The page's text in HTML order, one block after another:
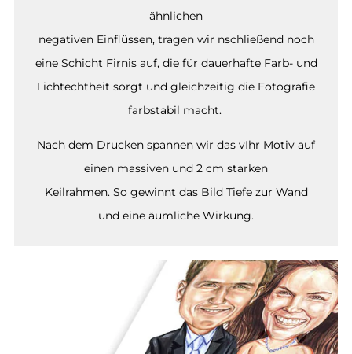
ähnlichen
negativen Einflüssen, tragen wir nschließend noch
eine Schicht Firnis auf, die für dauerhafte Farb- und
Lichtechtheit sorgt und gleichzeitig die Fotografie
farbstabil macht.
Nach dem Drucken spannen wir das vIhr Motiv auf
einen massiven und 2 cm starken
Keilrahmen. So gewinnt das Bild Tiefe zur Wand
und eine äumliche Wirkung.